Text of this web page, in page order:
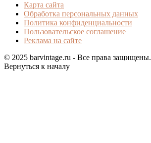
Карта сайта
Обработка персональных данных
Политика конфиденциальности
Пользовательское соглашение
Реклама на сайте
© 2025 barvintage.ru - Все права защищены.
Вернуться к началу